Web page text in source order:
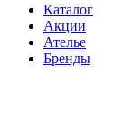
Каталог
Акции
Ателье
Бренды